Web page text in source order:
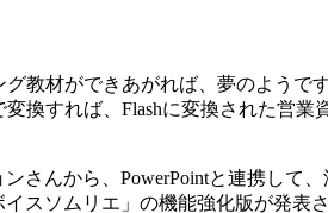
教材ができあがれば、夢のようで
変換すれば、Flashに変換された営業
さんから、PowerPointと連携して
スソムリエ」の機能強化版が発表さ